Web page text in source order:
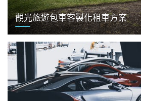
觀光旅遊包車客製化租車方案